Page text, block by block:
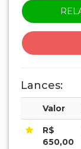
Lances:
Valor
R$
650,00